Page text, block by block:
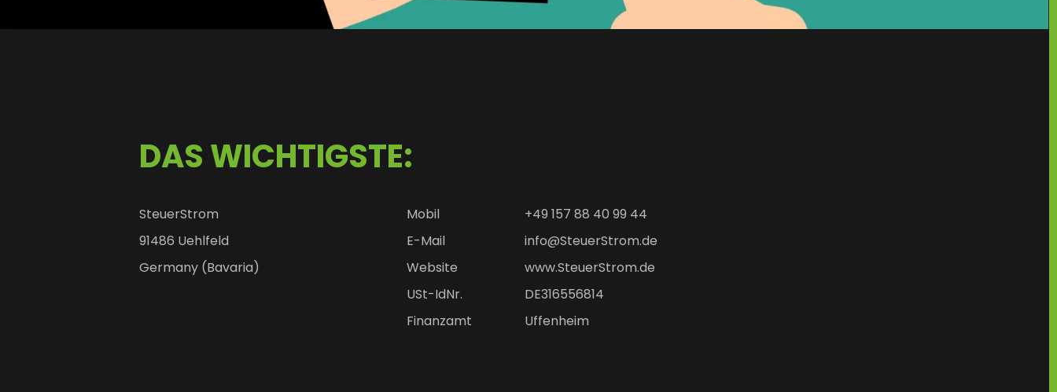
DAS WICHTIGSTE:
SteuerStrom
91486 Uehlfeld
Germany (Bavaria)
Mobil
+49 157 88 40 99 44
E-Mail
info@SteuerStrom.de
Website
www.SteuerStrom.de
USt-IdNr.
DE316556814
Finanzamt
Uffenheim